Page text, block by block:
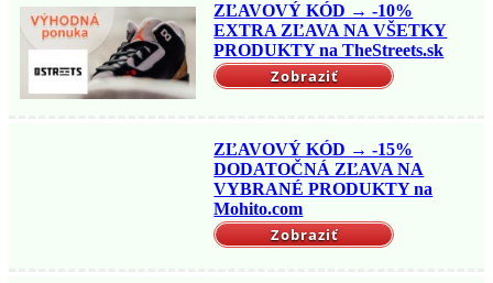
ZĽAVOVÝ KÓD → -10%
EXTRA ZĽAVA NA VŠETKY
PRODUKTY na TheStreets.sk
Zobraziť
ZĽAVOVÝ KÓD → -15%
DODATOČNÁ ZĽAVA NA
VYBRANÉ PRODUKTY na
Mohito.com
Zobraziť